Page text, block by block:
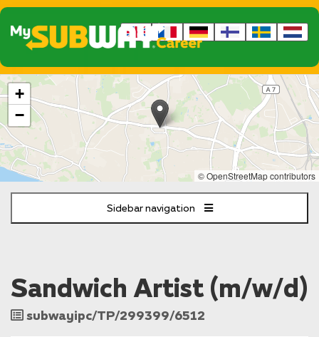
The
following
content
displays
a
map
of
the
jobs
135
Hamburg
+
−
© OpenStreetMap contributors
Sidebar navigation
Sandwich Artist (m/w/d)
Job
Reference
subwayipc/TP/299399/6512